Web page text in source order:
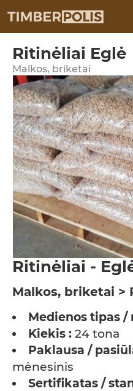
Ritinėliai Eglė
Malkos, briketai
Ritinėliai -
Malkos, briketai >
Medienos tipas /
Kiekis : 24 tona
Paklausa /
mėnesinis
Sertifikatas /